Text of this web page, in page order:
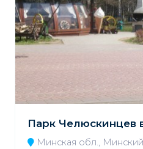
Парк Челюскинцев
Минская обл.,